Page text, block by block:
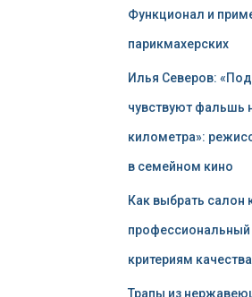
Функционал и
парикмахерских
Илья Северов:
чувствуют фальшь
километра»:
в семейном кино
Как выбрать салон
профессиональный
критериям качества
Трапы из